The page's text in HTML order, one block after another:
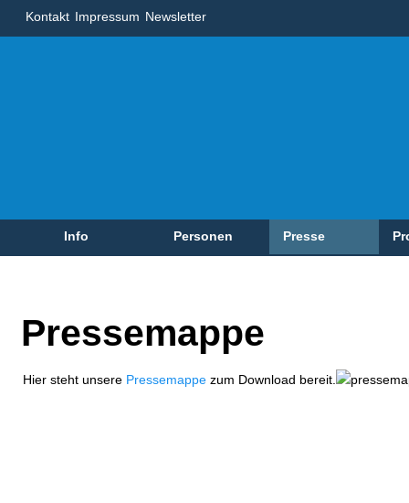
Kontakt Impressum Newsletter
Info Personen Presse
Pressemappe
Hier steht unsere Pressemappe zum Download bereit.